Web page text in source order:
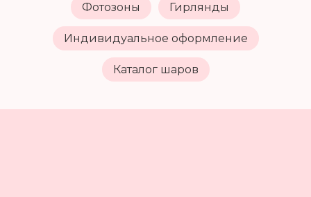
Фотозоны Гирлянды
Индивидуальное оформление
Каталог шаров